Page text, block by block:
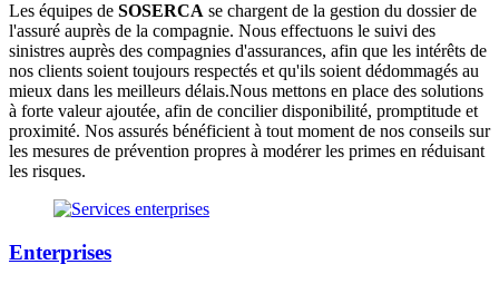
Les équipes de SOSERCA se chargent de la gestion du dossier de
l'assuré auprès de la compagnie. Nous effectuons le suivi des
sinistres auprès des compagnies d'assurances, afin que les intérêts de
nos clients soient toujours respectés et qu'ils soient dédommagés au
mieux dans les meilleurs délais.Nous mettons en place des solutions
à forte valeur ajoutée, afin de concilier disponibilité, promptitude et
proximité. Nos assurés bénéficient à tout moment de nos conseils sur
les mesures de prévention propres à modérer les primes en réduisant
les risques.
Enterprises